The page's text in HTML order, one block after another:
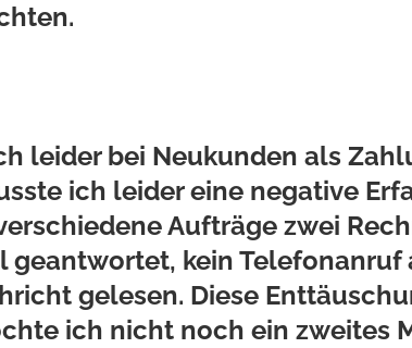
leider bei Neukunden als
ich leider eine negative
Aufträge zwei
geantwortet, kein
gelesen. Diese
ich nicht noch ein zweites